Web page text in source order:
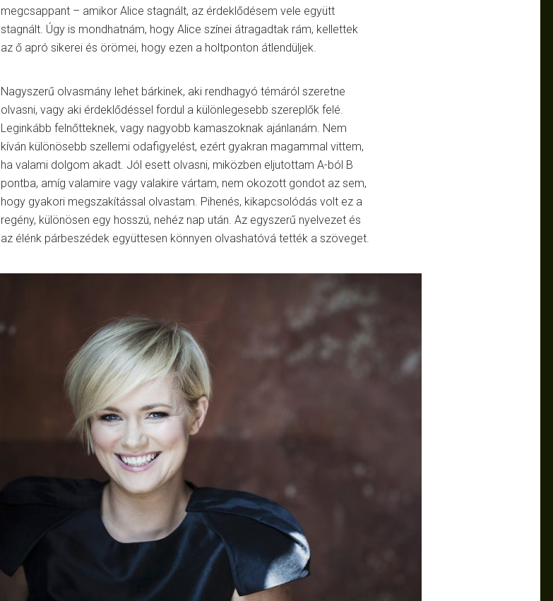
megcsappant – amikor Alice stagnált, az érdeklődésem vele együtt
stagnált. Úgy is mondhatnám, hogy Alice színei átragadtak rám, kellettek
az ő apró sikerei és örömei, hogy ezen a holtponton átlendüljek.
Nagyszerű olvasmány lehet bárkinek, aki rendhagyó témáról szeretne
olvasni, vagy aki érdeklődéssel fordul a különlegesebb szereplők felé.
Leginkább felnőtteknek, vagy nagyobb kamaszoknak ajánlanám. Nem
kíván különösebb szellemi odafigyelést, ezért gyakran magammal vittem,
ha valami dolgom akadt. Jól esett olvasni, miközben eljutottam A-ból B
pontba, amíg valamire vagy valakire vártam, nem okozott gondot az sem,
hogy gyakori megszakítással olvastam. Pihenés, kikapcsolódás volt ez a
regény, különösen egy hosszú, nehéz nap után. Az egyszerű nyelvezet és
az élénk párbeszédek együttesen könnyen olvashatóvá tették a szöveget.